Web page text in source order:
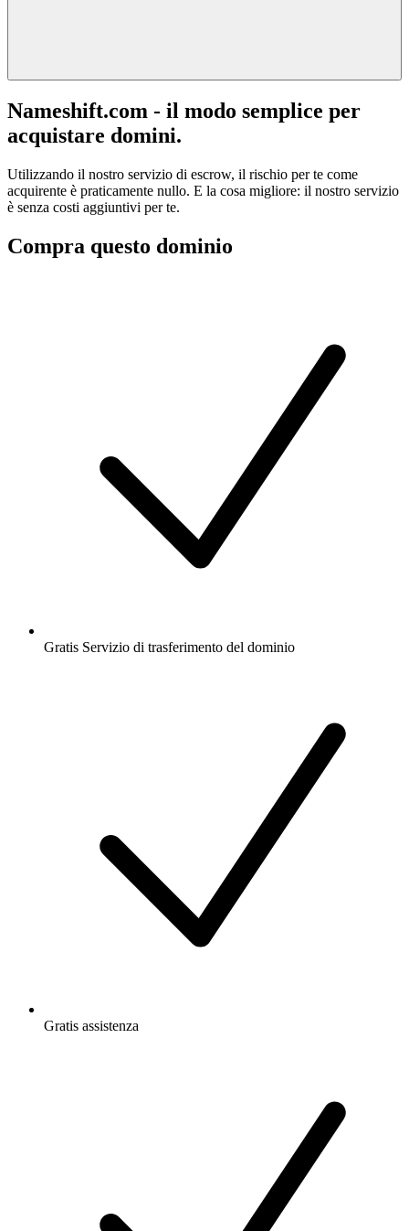
Nameshift.com - il modo semplice per
acquistare domini.
Utilizzando il nostro servizio di escrow, il rischio per te come
acquirente è praticamente nullo. E la cosa migliore: il nostro servizio
è senza costi aggiuntivi per te.
Compra questo dominio
Gratis Servizio di trasferimento del dominio
Gratis assistenza